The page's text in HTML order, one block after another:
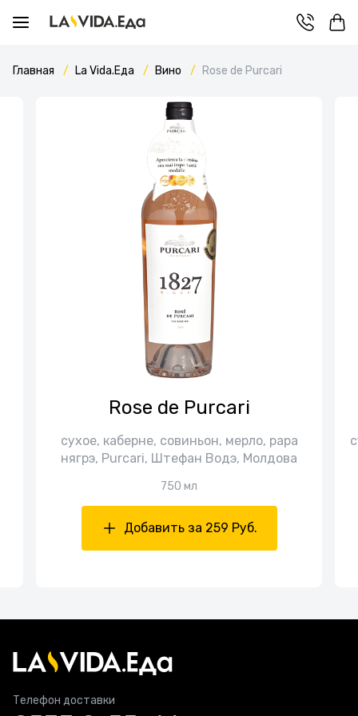
Главная La Vida.Еда Вино Rose de Purcari
Rose de Purcari
сухое, каберне, совиньон, мерло, рара
нягрэ, Purcari, Штефан Водэ, Молдова
750 мл
Добавить за 259 Руб.
Телефон доставки